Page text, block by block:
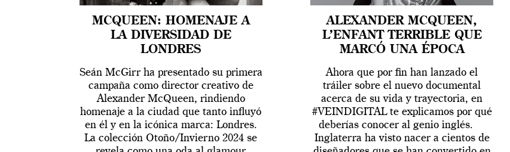
MCQUEEN: HOMENAJE A
LA DIVERSIDAD DE
LONDRES
Seán McGirr ha presentado su primera
campaña como director creativo de
Alexander McQueen, rindiendo
homenaje a la ciudad que tanto influyó
en él y en la icónica marca: Londres.
La colección Otoño/Invierno 2024 se
ALEXANDER MCQUEEN,
L’ENFANT TERRIBLE QUE
MARCÓ UNA ÉPOCA
Ahora que por fin han lanzado el
tráiler sobre el nuevo documental
acerca de su vida y trayectoria, en
#VEINDIGITAL te explicamos por qué
deberías conocer al genio inglés.
Inglaterra ha visto nacer a cientos de